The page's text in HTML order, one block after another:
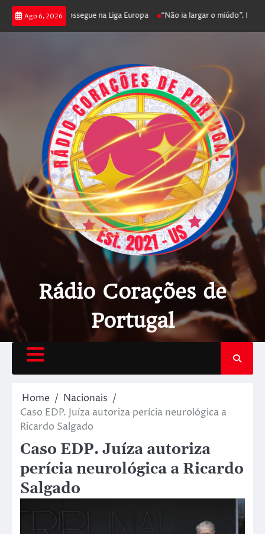
Ago 6, 2026
joga poker e prossegue na Liga Europa “Não ia largar o miúdo”.
Rádio Corações de
Portugal
Home
Nacionais
Caso EDP. Juíza autoriza perícia neurológica a
Ricardo Salgado
Caso EDP. Juíza autoriza
perícia neurológica a Ricardo
Salgado